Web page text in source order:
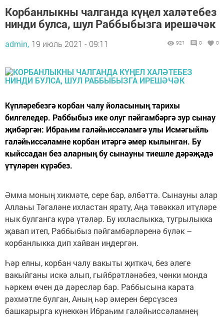
Корбанлыкны чалганда күңел халәтебез
нинди булса, шул Раббыбызга ирешәчәк
admin, 19 июль 2021 - 09:11 921 0 0
Күпләребезгә корбан чалу йоласының тарихы
билгеледер. Раббыбыз ике олуг пәйгамбәргә зур сынау
җибәргән: Ибраһим галәйһиссәламгә улы Исмәгыйль
галәйһиссәламне корбан итәргә әмер кылынган. Бу
кыйссадан без аларның бу сынауны тиешле дәрәҗәдә
үтүләрен күрәбез.
Әмма моның хикмәте, сере бар, әлбәттә. Сынауны алар
Аллаһы Тәгаләне ихластан ярату, Аңа тәвәккәл итүләре
нык булганга күрә үтәләр. Бу ихласлыкка, тугрылыкка
җавап итеп, Раббыбыз пәйгамбәрләренә бүләк –
корбанлыкка дип хайван иңдергән.
Һәр елны, корбан чалу вакыты җиткәч, без әлеге
вакыйганы искә алып, гыйбрәтләнәбез, чөнки монда
һәркем өчен дә дәресләр бар. Раббысына карата
рәхмәтле булган, Аның һәр әмерен берсүзсез
башкарырга күнеккән Ибраһим галәйһиссәламнең